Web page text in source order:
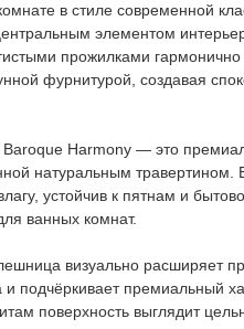
в стиле современной
элементом
прожилками гармонично
фурнитурой, создавая
Baroque Harmony — это
натуральным травертином.
устойчив к пятнам и
ванных комнат.
визуально расширяет
и подчёркивает премиальный
поверхность выглядит